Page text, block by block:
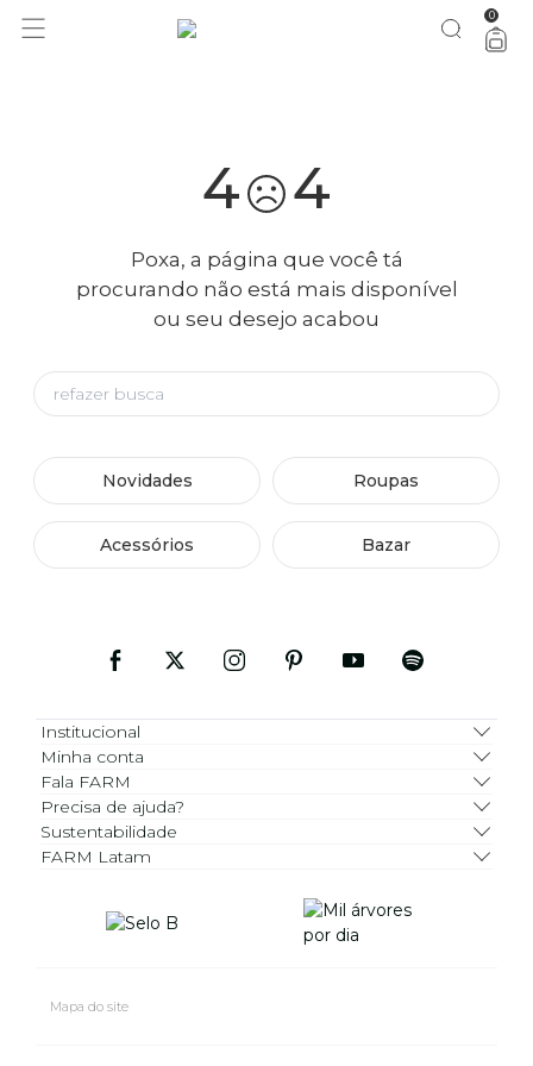
você merece 30% OFF pra comemorar com a gente aproveita! 0
4 4
Poxa, a página que você tá
procurando não está mais disponível
ou seu desejo acabou
Novidades Roupas
Acessórios Bazar
Institucional
Minha conta
Fala FARM
Precisa de ajuda?
Sustentabilidade
FARM Latam
Mapa do site